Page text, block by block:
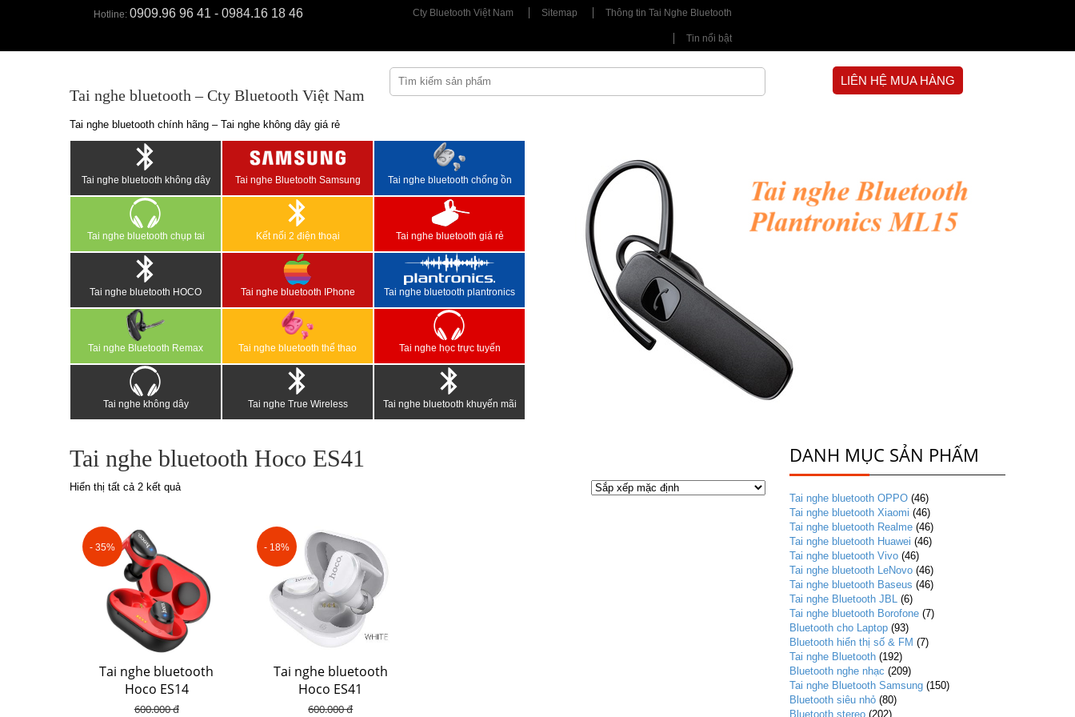
Hotline: 0909.96 96 41 - 0984.16 18 46 Cty Bluetooth Việt Nam Sitemap Thông tin Tai Nghe Bluetooth
Tin nổi bật
Tai nghe bluetooth – Cty Bluetooth Việt Nam
Tai nghe bluetooth chính hãng – Tai nghe không dây giá rẻ
LIÊN HỆ MUA HÀNG
Tai nghe bluetooth không dây Tai nghe Bluetooth Samsung Tai nghe bluetooth chống ồn
Tai nghe bluetooth chụp tai Kết nối 2 điện thoại Tai nghe bluetooth giá rẻ
Tai nghe bluetooth HOCO Tai nghe bluetooth IPhone Tai nghe bluetooth plantronics
Tai nghe Bluetooth Remax Tai nghe bluetooth thể thao Tai nghe học trực tuyến
Tai nghe không dây Tai nghe True Wireless Tai nghe bluetooth khuyến mãi
Tai nghe bluetooth Hoco ES41
Hiển thị tất cả 2 kết quả
- 35%
Tai nghe bluetooth
Hoco ES14
600.000 đ
- 18%
Tai nghe bluetooth
Hoco ES41
600.000 đ
DANH MỤC SẢN PHẨM
Tai nghe bluetooth OPPO (46)
Tai nghe bluetooth Xiaomi (46)
Tai nghe bluetooth Realme (46)
Tai nghe bluetooth Huawei (46)
Tai nghe bluetooth Vivo (46)
Tai nghe bluetooth LeNovo (46)
Tai nghe bluetooth Baseus (46)
Tai nghe Bluetooth JBL (6)
Tai nghe bluetooth Borofone (7)
Bluetooth cho Laptop (93)
Bluetooth hiển thị số & FM (7)
Tai nghe Bluetooth (192)
Bluetooth nghe nhạc (209)
Tai nghe Bluetooth Samsung (150)
Bluetooth siêu nhỏ (80)
Bluetooth stereo (202)